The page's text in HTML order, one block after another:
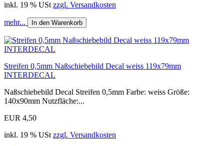
inkl. 19 % USt zzgl. Versandkosten
mehr... In den Warenkorb
Streifen 0,5mm Naßschiebebild Decal weiss 119x79mm
INTERDECAL
Naßschiebebild Decal Streifen 0,5mm Farbe: weiss Größe:
140x90mm Nutzfläche:...
EUR 4,50
inkl. 19 % USt zzgl. Versandkosten